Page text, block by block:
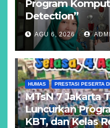
Program
Detection”
AGU 6, 2026
HUMAS PRESTASI PESERTA
MTsN 7 Jakarta
Luncurkan
KBT, dan Kelas